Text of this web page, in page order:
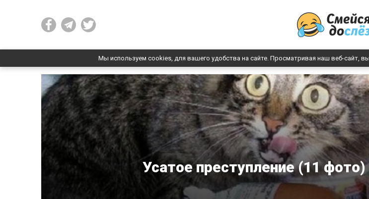
Мы используем cookies, для вашего удобства на сайте. Просматривая наш веб-сайт,
Усатое преступление (11 фото)